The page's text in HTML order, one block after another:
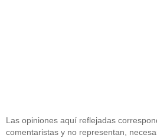
Las opiniones aquí reflejadas
comentaristas y no representan,